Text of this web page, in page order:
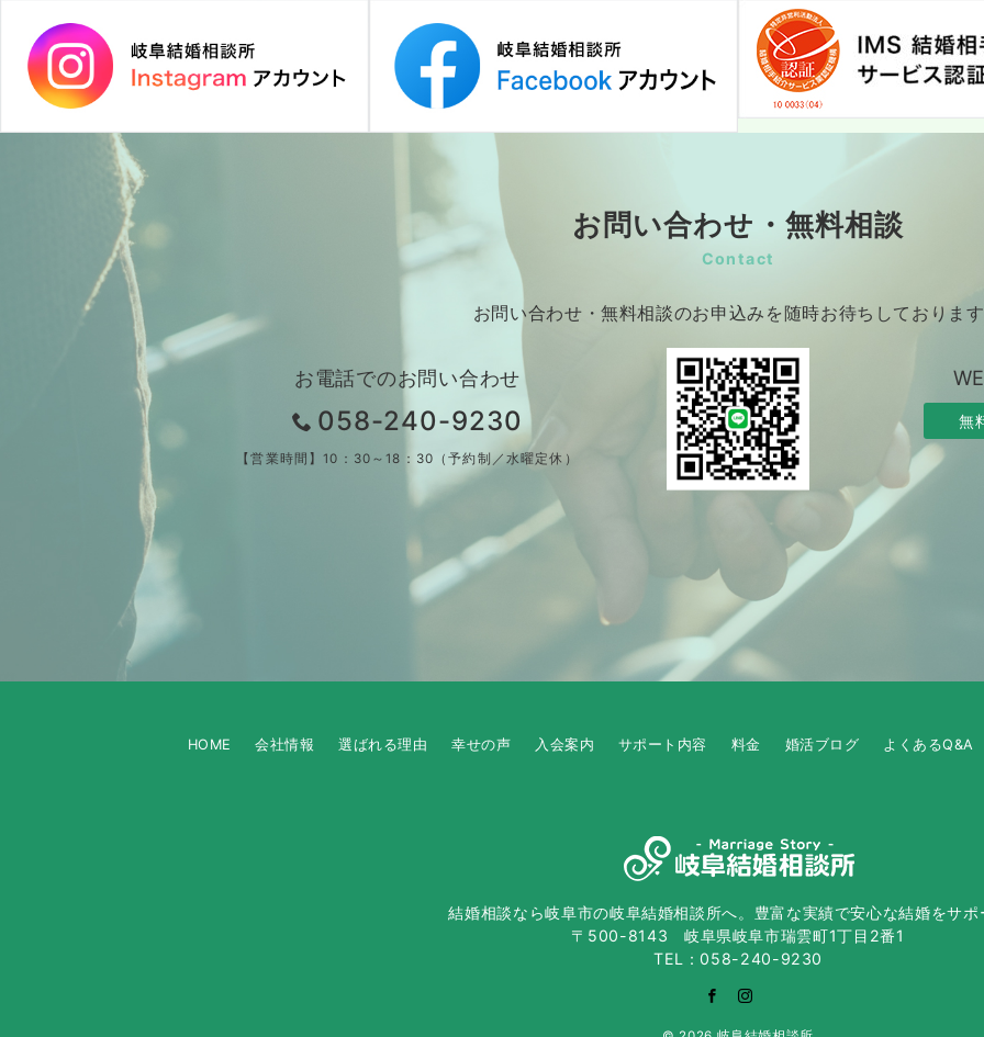
お問い合わせ・無料相談
Contact
お問い合わせ・無料相談のお申込みを随時お待ちしておりま
お電話でのお問い合わせ
058-240-9230
【営業時間】10：30～18：30（予約制／水曜定休）
無
HOME 会社情報 選ばれる理由 幸せの声 入会案内 サポート内容 料金 婚活ブログ よくあるQ&A
結婚相談なら岐阜市の岐阜結婚相談所へ。豊富な実績で安心な結婚をサポ
〒500-8143 岐阜県岐阜市瑞雲町1丁目2番1
TEL：058-240-9230